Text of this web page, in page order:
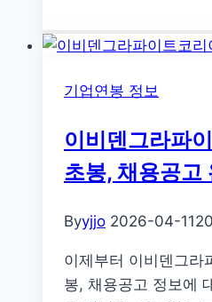
해
구
연
봉,
초
봉,
용
공
기업연봉 정보
이비덴그라파
초봉, 채용공고
Byyjjo 2026-04-11
이제부터 이비덴그라
봉, 채용공고 정보에